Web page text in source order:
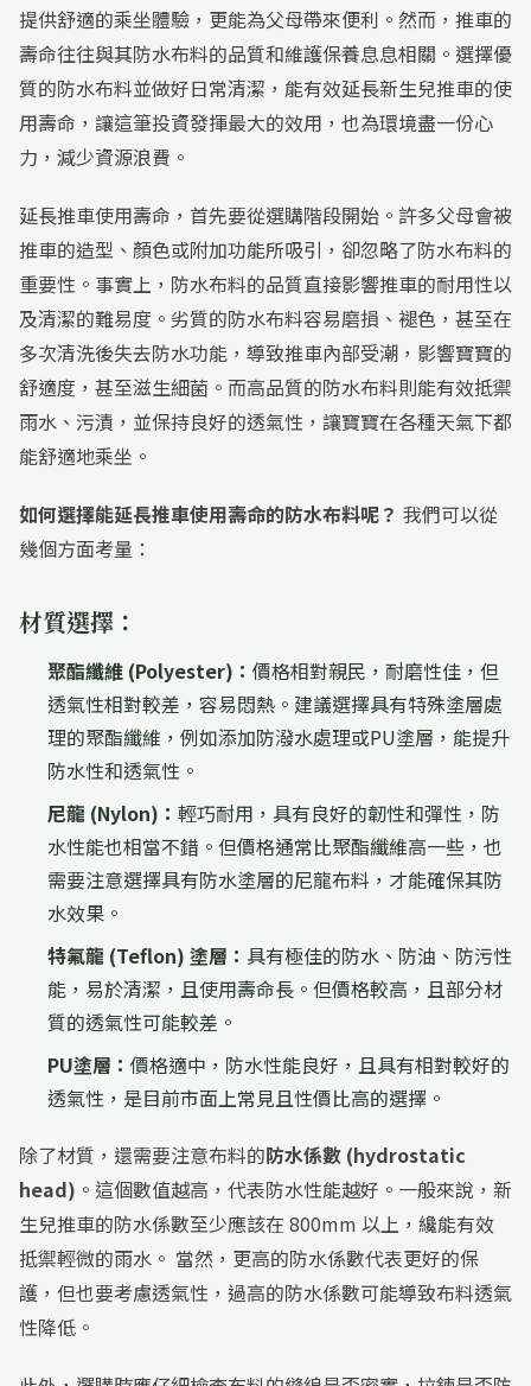
提供舒適的乘坐體驗，更能為父母帶來便利。然而，推車的
壽命往往與其防水布料的品質和維護保養息息相關。選擇優
質的防水布料並做好日常清潔，能有效延長新生兒推車的使
用壽命，讓這筆投資發揮最大的效用，也為環境盡一份心
力，減少資源浪費。
延長推車使用壽命，首先要從選購階段開始。許多父母會被
推車的造型、顏色或附加功能所吸引，卻忽略了防水布料的
重要性。事實上，防水布料的品質直接影響推車的耐用性以
及清潔的難易度。劣質的防水布料容易磨損、褪色，甚至在
多次清洗後失去防水功能，導致推車內部受潮，影響寶寶的
舒適度，甚至滋生細菌。而高品質的防水布料則能有效抵禦
雨水、污漬，並保持良好的透氣性，讓寶寶在各種天氣下都
能舒適地乘坐。
如何選擇能延長推車使用壽命的防水布料呢？ 我們可以從
幾個方面考量：
材質選擇：
聚酯纖維 (Polyester)： 價格相對親民，耐磨性佳，但
透氣性相對較差，容易悶熱。建議選擇具有特殊塗層處
理的聚酯纖維，例如添加防潑水處理或PU塗層，能提升
防水性和透氣性。
尼龍 (Nylon)： 輕巧耐用，具有良好的韌性和彈性，防
水性能也相當不錯。但價格通常比聚酯纖維高一些，也
需要注意選擇具有防水塗層的尼龍布料，才能確保其防
水效果。
特氟龍 (Teflon) 塗層： 具有極佳的防水、防油、防污性
能，易於清潔，且使用壽命長。但價格較高，且部分材
質的透氣性可能較差。
PU塗層： 價格適中，防水性能良好，且具有相對較好的
透氣性，是目前市面上常見且性價比高的選擇。
除了材質，還需要注意布料的防水係數 (hydrostatic
head) 。這個數值越高，代表防水性能越好。一般來說，新
生兒推車的防水係數至少應該在 800mm 以上，纔能有效
抵禦輕微的雨水。 當然，更高的防水係數代表更好的保
護，但也要考慮透氣性，過高的防水係數可能導致布料透氣
性降低。